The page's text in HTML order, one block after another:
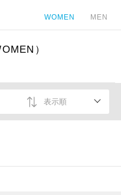
WOMEN MEN
）
表示順